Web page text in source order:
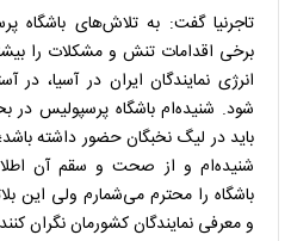
تاجرنیا گفت: به تلاش‌های باشگاه
برخی اقدامات تنش و مشکلات را
انرژی نمایندگان ایران در آسیا، در
شود. شنیده‌ام باشگاه پرسپولیس در
باید در لیگ نخبگان حضور داشته
شنیده‌ام و از صحت و سقم آن
باشگاه را محترم می‌شمارم ولی این
و معرفی نمایندگان کشورمان نگران